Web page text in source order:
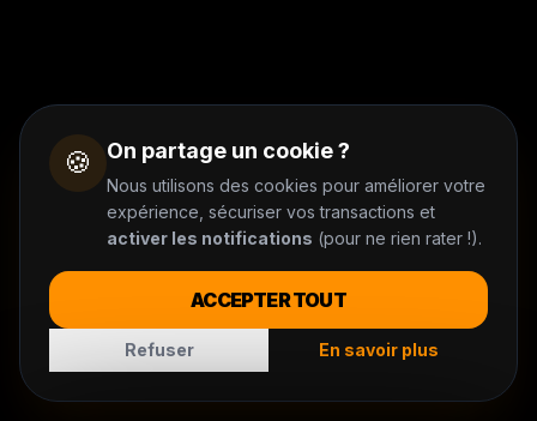
🍪 On partage un cookie ?
Nous utilisons des cookies pour améliorer votre
expérience, sécuriser vos transactions et
activer les notifications (pour ne rien rater !).
ACCEPTER TOUT
Refuser En savoir plus